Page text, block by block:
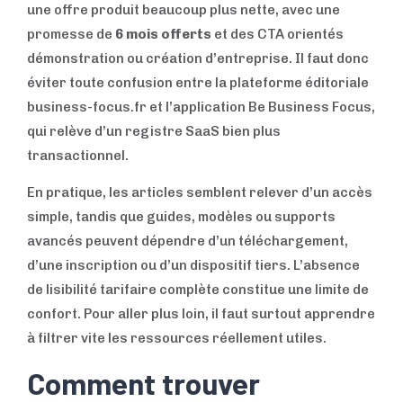
une offre produit beaucoup plus nette, avec une
promesse de 6 mois offerts et des CTA orientés
démonstration ou création d’entreprise. Il faut donc
éviter toute confusion entre la plateforme éditoriale
business-focus.fr et l’application Be Business Focus,
qui relève d’un registre SaaS bien plus
transactionnel.
En pratique, les articles semblent relever d’un accès
simple, tandis que guides, modèles ou supports
avancés peuvent dépendre d’un téléchargement,
d’une inscription ou d’un dispositif tiers. L’absence
de lisibilité tarifaire complète constitue une limite de
confort. Pour aller plus loin, il faut surtout apprendre
à filtrer vite les ressources réellement utiles.
Comment trouver